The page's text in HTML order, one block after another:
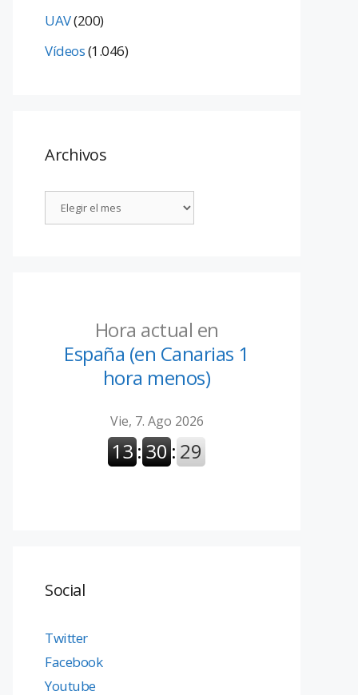
UAV(200)
Vídeos(1.046)
Archivos
Hora actual en
España (en Canarias 1
hora menos)
Social
Twitter
Facebook
Youtube